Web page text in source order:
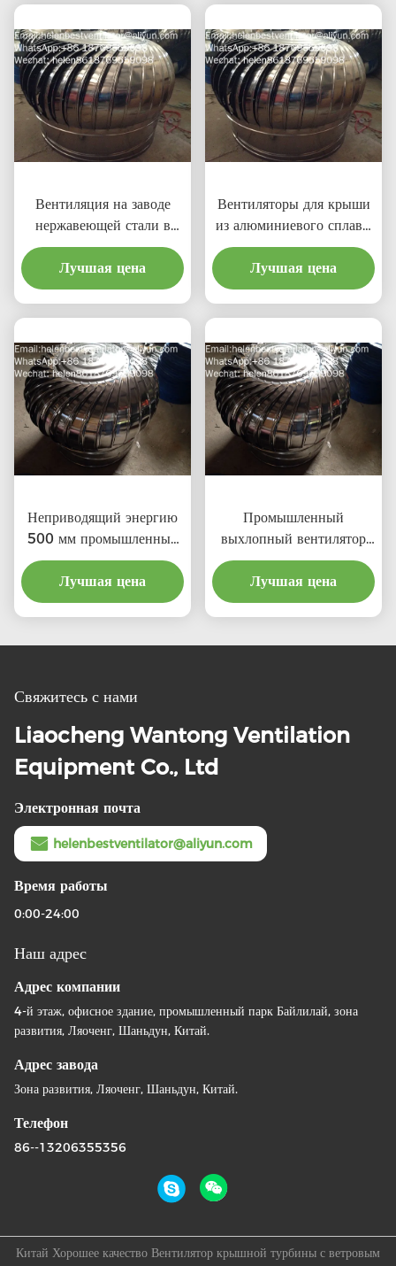
Вентиляция на заводе
нержавеющей стали в
Айпукеджи
Лучшая цена
Вентиляторы для крыши
из алюминиевого сплава,
не работающие на
электричестве
Лучшая цена
Неприводящий энергию
500 мм промышленный
турбо вентилятор крыши
Лучшая цена
Промышленный
выхлопный вентилятор
на крыше 500 мм
Лучшая цена
Свяжитесь с нами
Liaocheng Wantong Ventilation
Equipment Co., Ltd
Электронная почта
helenbestventilator@aliyun.com
Время работы
0:00-24:00
Наш адрес
Адрес компании
4-й этаж, офисное здание, промышленный парк Байлилай, зона
развития, Ляоченг, Шаньдун, Китай.
Адрес завода
Зона развития, Ляоченг, Шаньдун, Китай.
Телефон
86--13206355356
Китай Хорошее качество Вентилятор крышной турбины с ветровым